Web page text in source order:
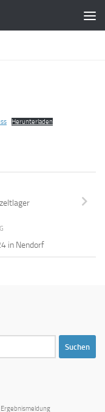
Herunterladen
in Nendorf
Ergebnismeldung